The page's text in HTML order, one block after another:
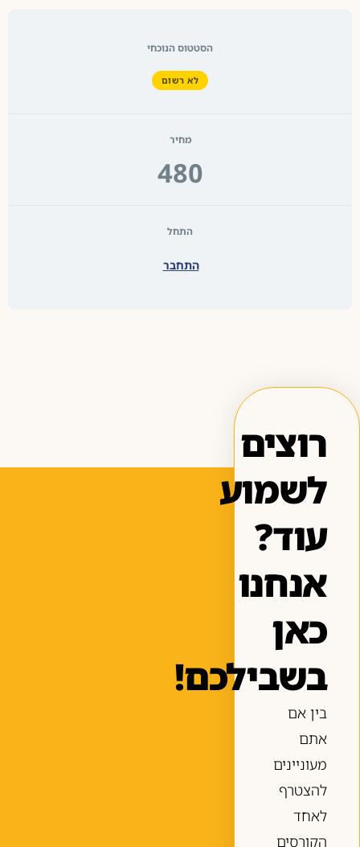
הסטטוס הנוכחי
לא רשום
מחיר
480
התחל
התחבר
רוצים
לשמוע
עוד?
אנחנו
כאן
בשבילכם!
בין אם
אתם
מעוניינים
להצטרף
לאחד
הקורסים